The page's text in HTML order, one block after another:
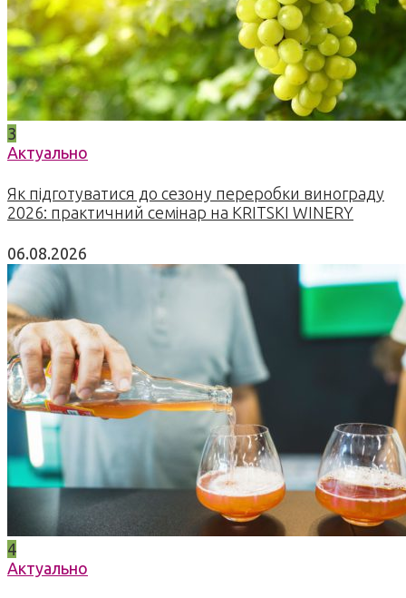
3
Актуально
Як підготуватися до сезону переробки винограду
2026: практичний семінар на KRITSKI WINERY
06.08.2026
4
Актуально